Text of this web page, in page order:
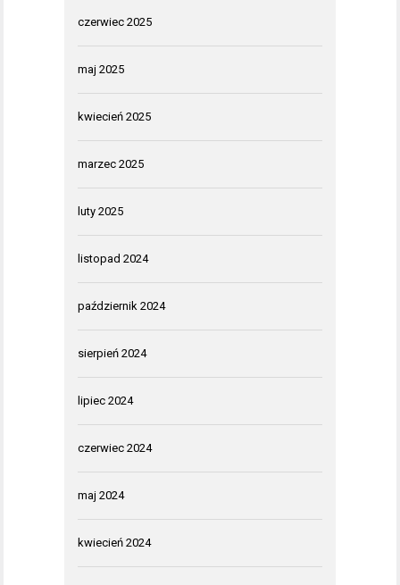
czerwiec 2025
maj 2025
kwiecień 2025
marzec 2025
luty 2025
listopad 2024
październik 2024
sierpień 2024
lipiec 2024
czerwiec 2024
maj 2024
kwiecień 2024